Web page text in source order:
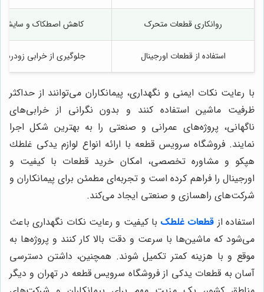
روانکاری قطعات متحرک کاهش اصطکاک و سایش
استفاده از قطعات اورجینال جلوگیری از خرابی زودرس
با رعایت نکات ایمنی و نگهداری، پیمانکاران می‌توانند از حداکثر
ظرفیت ماشین استفاده کنند و بدون نگرانی از خرابی‌های
ناگهانی، پروژه‌های عمرانی و صنعتی را به بهترین شکل اجرا
نمایند. فروشگاه سرویس قطعه با ارائه انواع لوازم يدكى غلطك
هپكو و مشاوره تخصصی، امکان خرید قطعات با کیفیت و
اورجینال را فراهم کرده است و تجربه‌ای مطمئن برای پیمانکاران و
شرکت‌های راهسازی و صنعتی ایجاد می‌کند.
استفاده از قطعات غلطک با کیفیت و رعایت نکات نگهداری باعث
می‌شود که ماشین‌ها با سرعت و دقت بالا کار کنند و پروژه‌ها به
موقع و با هزینه کمتر تکمیل شوند. همچنین، داشتن دسترسی
آسان به قطعات یدکی از فروشگاه سرویس قطعه در تهران و دیگر